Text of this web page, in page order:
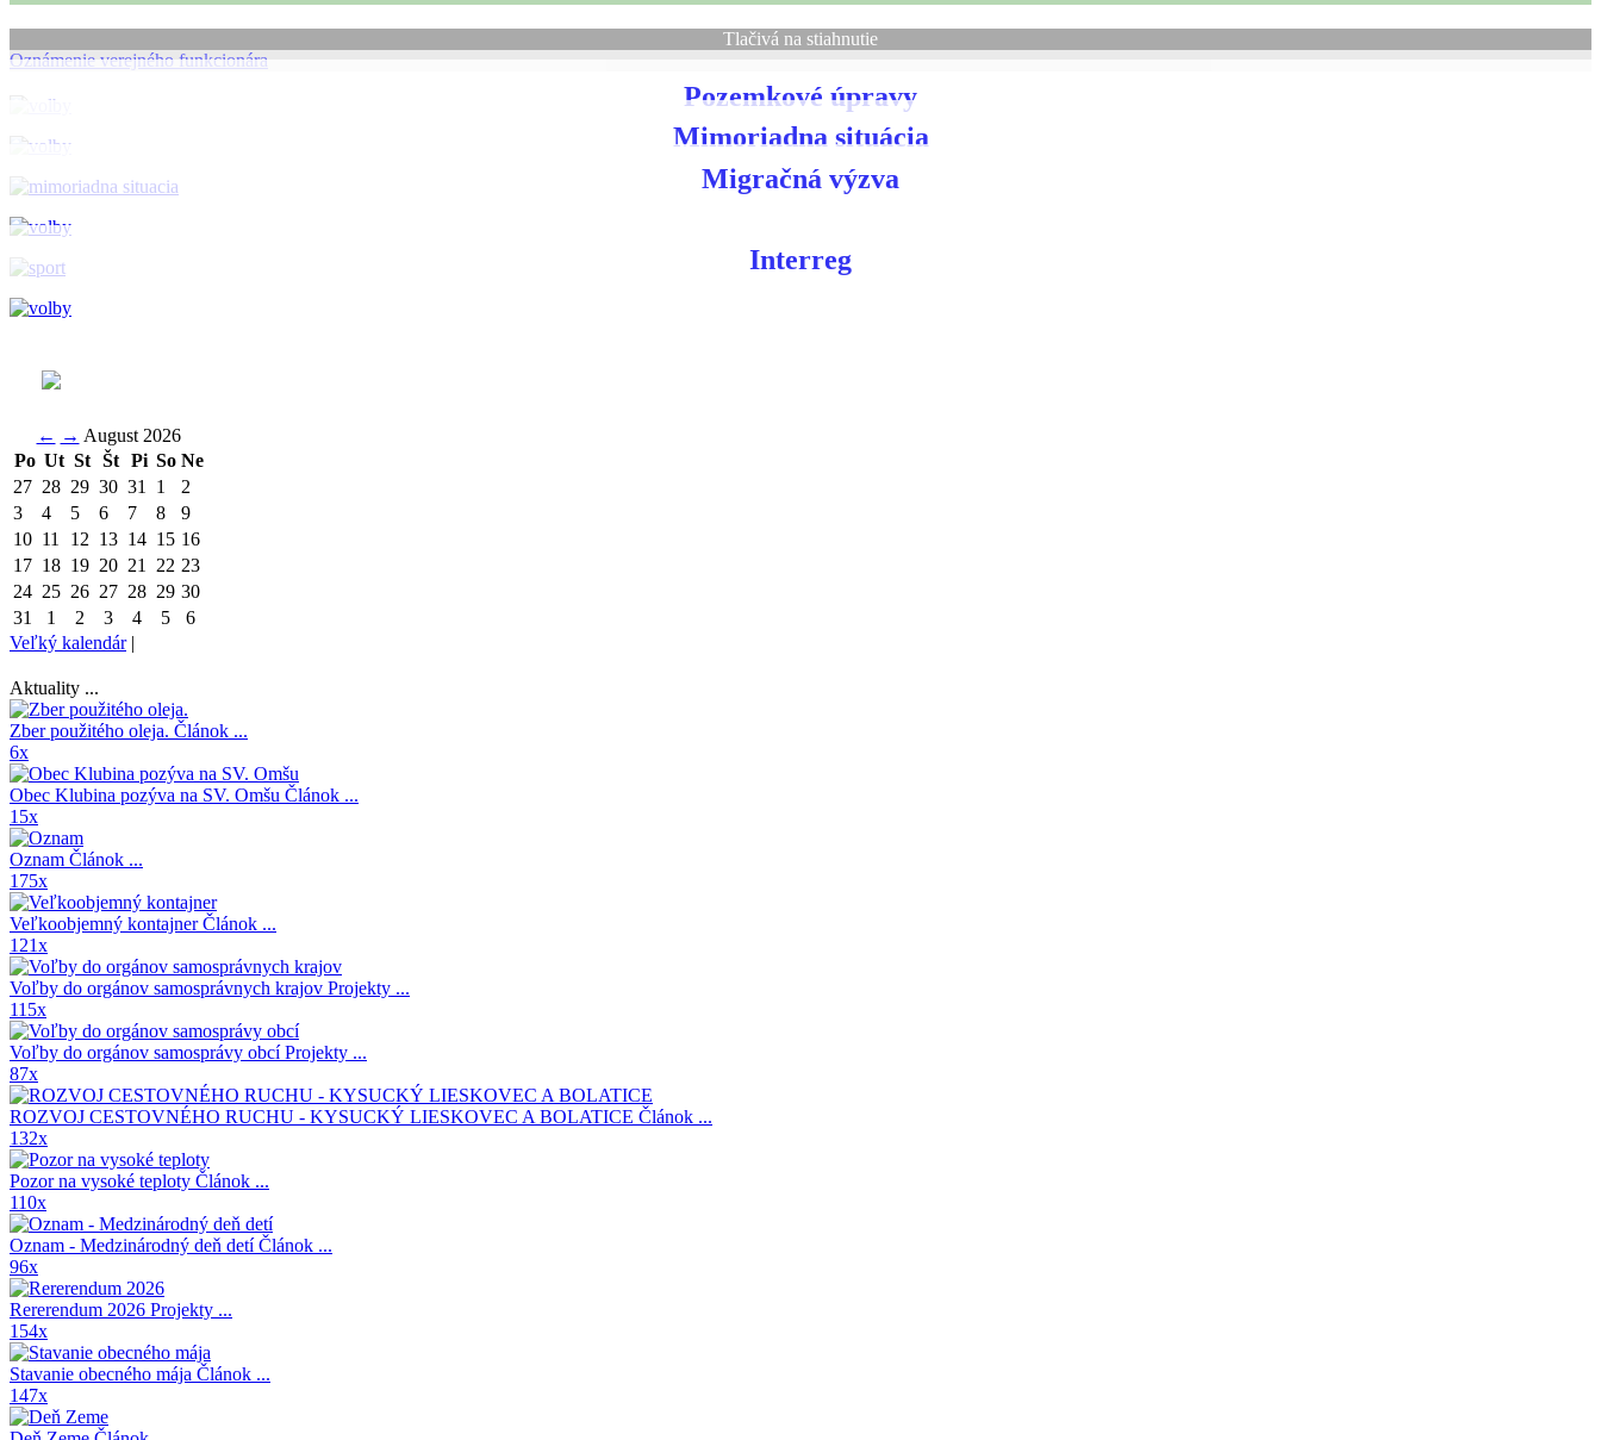
Tlačivá na stiahnutie
Oznámenie verejného funkcionára
Pozemkové úpravy
Mimoriadna situácia
Migračná výzva
Interreg
← → August 2026
Po Ut St Št Pi So Ne
27 28 29 30 31 1
2
3
4 5 6 7 8
9
10 11 12 13 14 15 16
17 18 19 20 21 22 23
24 25 26 27 28 29 30
31
1 2 3 4 5
6
Veľký kalendár|
Aktuality ...
Zber použitého oleja. Článok ...
6x
Obec Klubina pozýva na SV. Omšu Článok ...
15x
Oznam Článok ...
175x
Veľkoobjemný kontajnerČlánok ...
121x
Voľby do orgánov samosprávnych krajov Projekty ...
115x
Voľby do orgánov samosprávy obcíProjekty ...
87x
ROZVOJ CESTOVNÉHO RUCHU - KYSUCKÝ LIESKOVEC A BOLATICE Článok ...
132x
Pozor na vysoké teploty Článok ...
110x
Oznam - Medzinárodný deň detíČlánok ...
96x
Rererendum 2026 Projekty ...
154x
Stavanie obecného mája Článok ...
147x